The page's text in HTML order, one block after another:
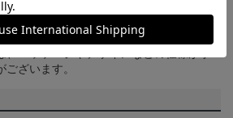
す。あらかじめご了承ください。
ざいます。